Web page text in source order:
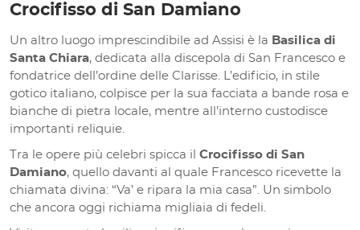
Crocifisso di San Damiano
Un altro luogo imprescindibile ad Assisi è la Basilica di
Santa Chiara, dedicata alla discepola di San Francesco e
fondatrice dell’ordine delle Clarisse. L’edificio, in stile
gotico italiano, colpisce per la sua facciata a bande rosa e
bianche di pietra locale, mentre all’interno custodisce
importanti reliquie.
Tra le opere più celebri spicca il Crocifisso di San
Damiano, quello davanti al quale Francesco ricevette la
chiamata divina: “Va’ e ripara la mia casa”. Un simbolo
che ancora oggi richiama migliaia di fedeli.